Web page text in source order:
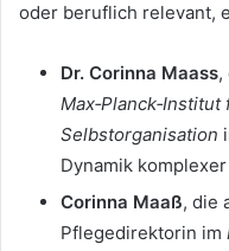
oder beruflich relevant,
Dr. Corinna Maass,
Selbstorganisation
Dynamik
Corinna Maaß, die
Pflegedirektorin im